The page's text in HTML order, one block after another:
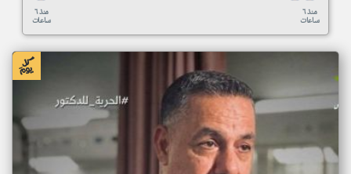
منذ ٦
ساعات
منذ ٦
ساعات